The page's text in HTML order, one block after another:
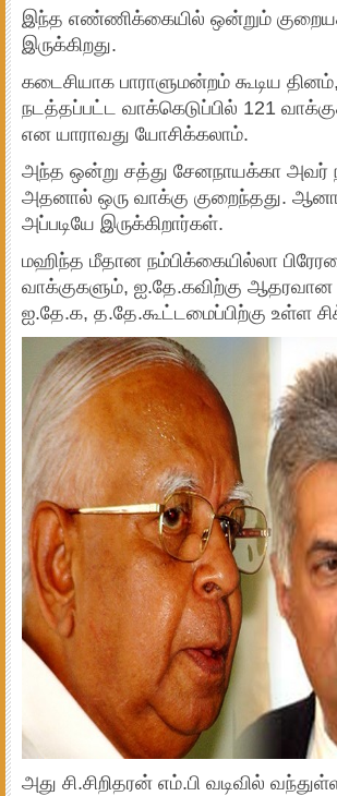
இந்த எண்ணிக்கையில் ஒன்றும்
இருக்கிறது.
கடைசியாக பாராளுமன்றம் கூடிய
நடத்தப்பட்ட வாக்கெடுப்பில் 121
என யாராவது யோசிக்கலாம்.
அந்த ஒன்று சத்து சேனநாயக்கா அவர்
அதனால் ஒரு வாக்கு குறைந்தது.
அப்படியே இருக்கிறார்கள்.
மஹிந்த மீதான நம்பிக்கையில்லா
வாக்குகளும், ஐ.தே.கவிற்கு
ஐ.தே.க, த.தே.கூட்டமைப்பிற்கு உள்ள
அது சி.சிறிதரன் எம்.பி வடிவில்